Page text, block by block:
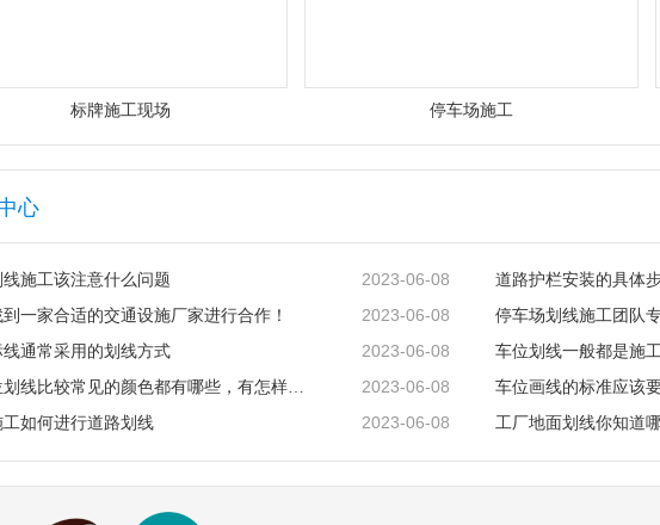
标牌施工现场 停车场施工
心
施工该注意什么问题 2023-06-08 道路护栏安装的具体
一家合适的交通设施厂家进行合作！ 2023-06-08 停车场划线施工团队
通常采用的划线方式 2023-06-08 车位划线一般都是施
停车位划线比较常见的颜色都有哪些，有怎样的含义？ 2023-06-08 车位画线的标准应该
如何进行道路划线 2023-06-08 工厂地面划线你知道